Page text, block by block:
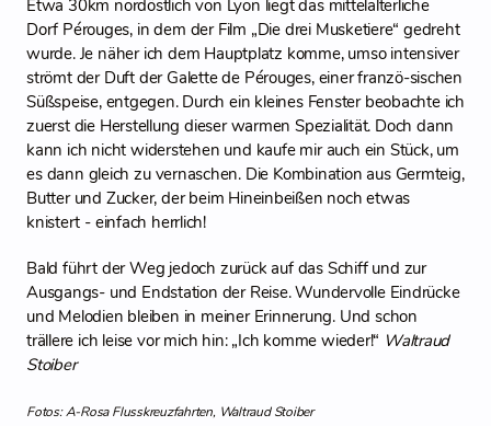
Etwa 30km nordöstlich von Lyon liegt das mittelalterliche
Dorf Pérouges, in dem der Film „Die drei Musketiere“ gedreht
wurde. Je näher ich dem Hauptplatz komme, umso intensiver
strömt der Duft der Galette de Pérouges, einer franzö-sischen
Süßspeise, entgegen. Durch ein kleines Fenster beobachte ich
zuerst die Herstellung dieser warmen Spezialität. Doch dann
kann ich nicht widerstehen und kaufe mir auch ein Stück, um
es dann gleich zu vernaschen. Die Kombination aus Germteig,
Butter und Zucker, der beim Hineinbeißen noch etwas
knistert - einfach herrlich!
Bald führt der Weg jedoch zurück auf das Schiff und zur
Ausgangs- und Endstation der Reise. Wundervolle Eindrücke
und Melodien bleiben in meiner Erinnerung. Und schon
trällere ich leise vor mich hin: „Ich komme wieder!“ Waltraud
Stoiber
Fotos: A-Rosa Flusskreuzfahrten, Waltraud Stoiber